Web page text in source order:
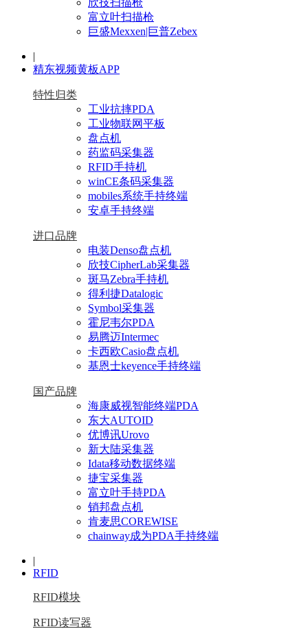
富立叶扫描枪
巨盛Mexxen|巨普Zebex
|
精东视频黄板APP
特性归类
工业抗摔PDA
工业物联网平板
盘点机
药监码采集器
RFID手持机
winCE条码采集器
mobiles系统手持终端
安卓手持终端
进口品牌
电装Denso盘点机
欣技CipherLab采集器
斑马Zebra手持机
得利捷Datalogic
Symbol采集器
霍尼韦尔PDA
易腾迈Intermec
卡西欧Casio盘点机
基恩士keyence手持终端
国产品牌
海康威视智能终端PDA
东大AUTOID
优博讯Urovo
新大陆采集器
Idata移动数据终端
捷宝采集器
富立叶手持PDA
销邦盘点机
肯麦思COREWISE
chainway成为PDA手持终端
|
RFID
RFID模块
RFID读写器